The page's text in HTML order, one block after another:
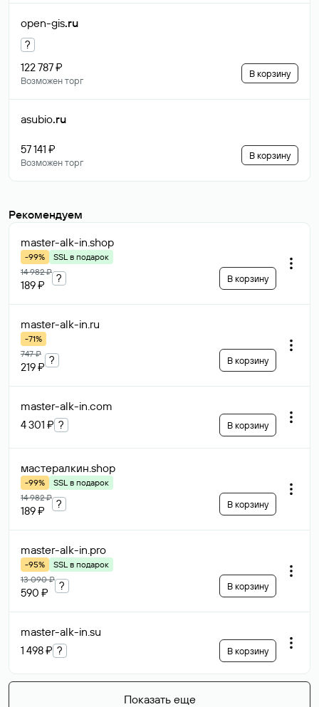
open-gis.ru
?
122 787 ₽
Возможен торг
В корзину
asubio.ru
57 141 ₽
Возможен торг
В корзину
Рекомендуем
master-alk-in.shop
-99%
SSL в подарок
14 982 ₽
189 ₽
? В корзину
master-alk-in.ru
-71%
747 ₽
219 ₽
? В корзину
master-alk-in.com
4 301 ₽ ? В корзину
мастералкин.shop
-99%
SSL в подарок
14 982 ₽
189 ₽
? В корзину
master-alk-in.pro
-95%
SSL в подарок
13 090 ₽
590 ₽
? В корзину
master-alk-in.su
1 498 ₽ ? В корзину
Показать еще